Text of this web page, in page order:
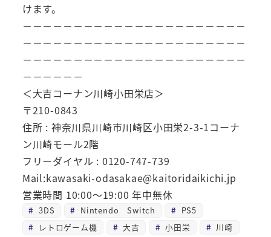
けます。
－－－－－－－－－－－－－－－－－－－－－－
－－－－－－－－－－－－－－－－－－－－－－
－－－－－－－－－－－－－－－－－－－－－－
－－－－－－
＜大吉コーナン川崎小田栄店＞
〒210-0843
住所 : 神奈川県川崎市川崎区小田栄2-3-1コーナ
ン川崎モール2階
フリーダイヤル : 0120-747-739
Mail:kawasaki-odasakae@kaitoridaikichi.jp
営業時間 10:00～19:00 年中無休
3DS Nintendo Switch
PS5
レトロゲーム機
大吉 小田栄
川崎